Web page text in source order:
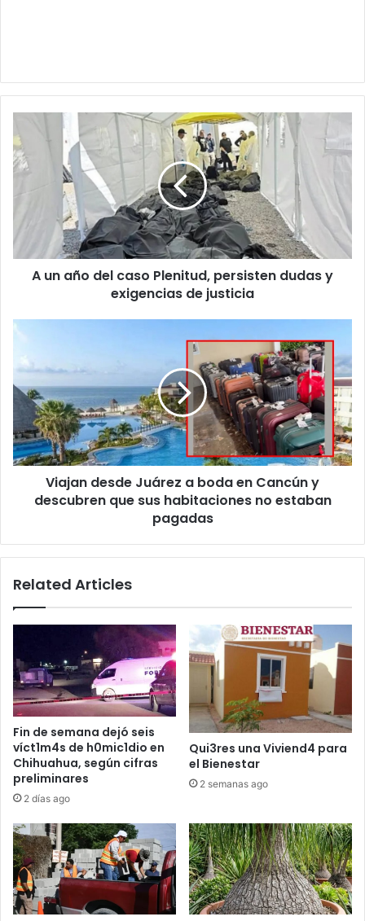
un
año
del
persisten
dudas
y
exigencias
A un año del caso Plenitud, persisten dudas y
exigencias de justicia
Viajan
boda
en
Cancún
y
descubren
estaban
Viajan desde Juárez a boda en Cancún y
descubren que sus habitaciones no estaban
pagadas
Related Articles
Fin de semana dejó seis
víct1m4s de h0mic1dio en
Chihuahua, según cifras
preliminares
2 días ago
Qui3res una Viviend4 para
el Bienestar
2 semanas ago